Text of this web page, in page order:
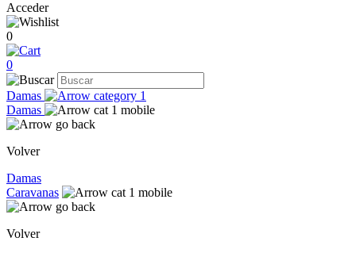
Acceder
0
0
Damas
Damas
Volver
Damas
Caravanas
Volver